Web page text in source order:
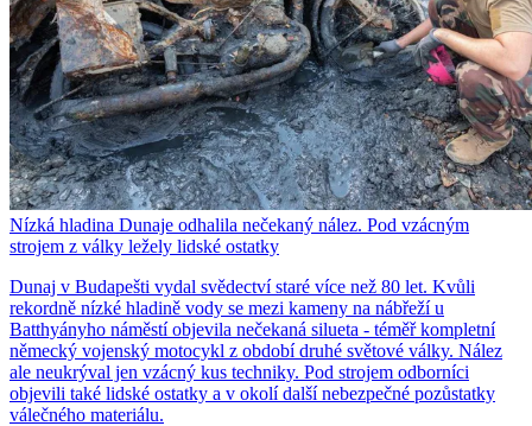
Nízká hladina Dunaje odhalila nečekaný nález. Pod vzácným
strojem z války ležely lidské ostatky
Dunaj v Budapešti vydal svědectví staré více než 80 let. Kvůli
rekordně nízké hladině vody se mezi kameny na nábřeží u
Batthyányho náměstí objevila nečekaná silueta - téměř kompletní
německý vojenský motocykl z období druhé světové války. Nález
ale neukrýval jen vzácný kus techniky. Pod strojem odborníci
objevili také lidské ostatky a v okolí další nebezpečné pozůstatky
válečného materiálu.